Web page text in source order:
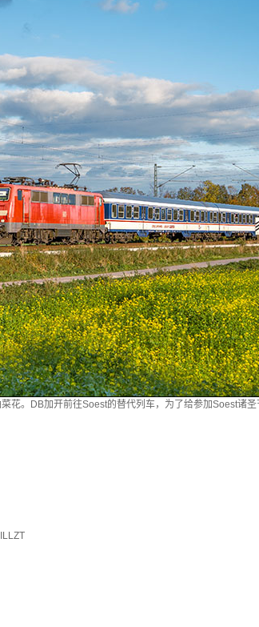
花。DB加开前往Soest的替代列车，为了给参加Soest诸